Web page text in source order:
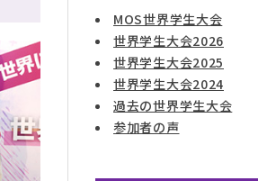
MOS世界学生大会
世界学生大会2026
世界学生大会2025
世界学生大会2024
過去の世界学生大会
参加者の声